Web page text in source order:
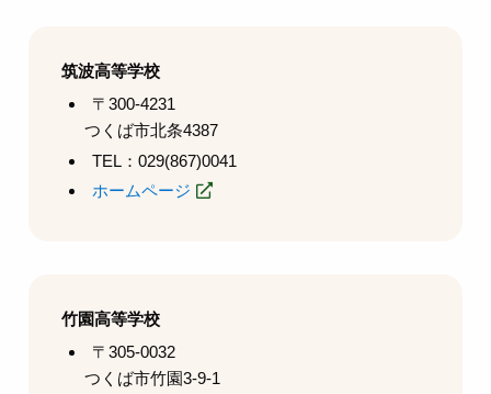
筑波高等学校
〒300-4231
つくば市北条4387
TEL：029(867)0041
ホームページ
竹園高等学校
〒305-0032
つくば市竹園3-9-1